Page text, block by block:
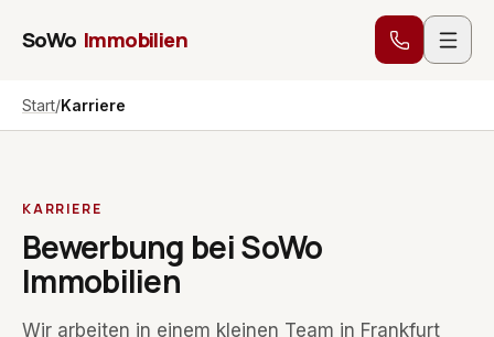
SoWo Immobilien
Start/Karriere
KARRIERE
Bewerbung bei SoWo
Immobilien
Wir arbeiten in einem kleinen Team in Frankfurt